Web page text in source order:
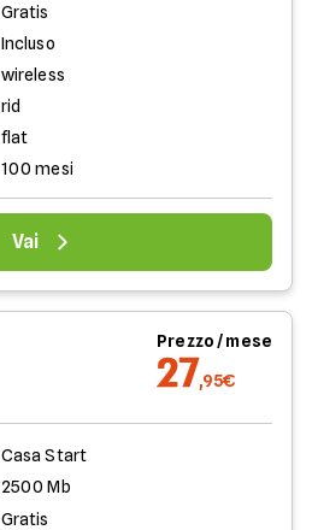
Gratis
Incluso
wireless
rid
flat
100 mesi
Vai
Prezzo / mese
27,95€
Casa Start
2500 Mb
Gratis